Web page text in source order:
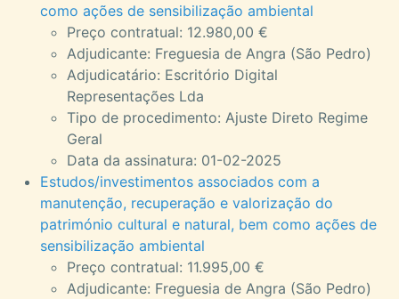
como ações de sensibilização ambiental
Preço contratual: 12.980,00 €
Adjudicante: Freguesia de Angra (São Pedro)
Adjudicatário: Escritório Digital
Representações Lda
Tipo de procedimento: Ajuste Direto Regime
Geral
Data da assinatura: 01-02-2025
Estudos/investimentos associados com a
manutenção, recuperação e valorização do
património cultural e natural, bem como ações de
sensibilização ambiental
Preço contratual: 11.995,00 €
Adjudicante: Freguesia de Angra (São Pedro)